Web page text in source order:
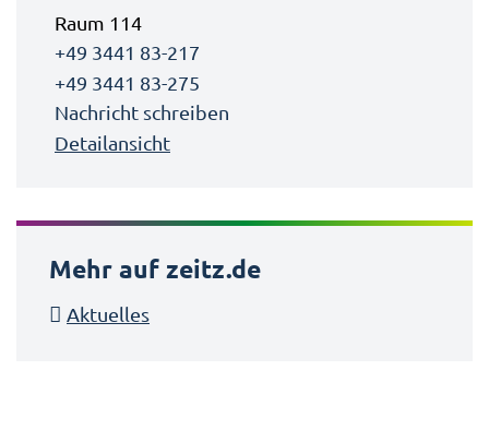
Raum 114
+49 3441 83-217
+49 3441 83-275
Nachricht schreiben
Detailansicht
Mehr auf zeitz.de
Aktuelles